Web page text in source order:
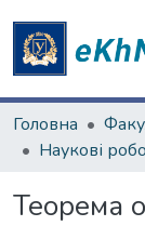
Головна
Теорема